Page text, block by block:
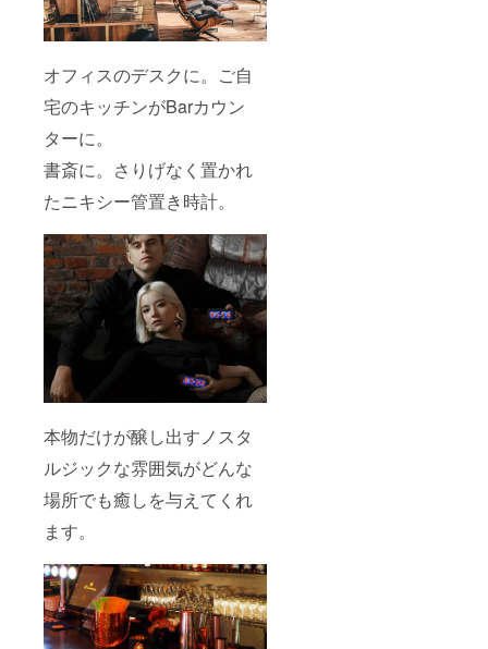
オフィスのデスクに。ご自
宅のキッチンがBarカウン
ターに。
書斎に。さりげなく置かれ
たニキシー管置き時計。
本物だけが醸し出すノスタ
ルジックな雰囲気がどんな
場所でも癒しを与えてくれ
ます。